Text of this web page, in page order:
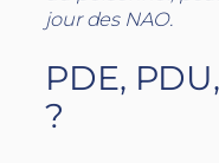
jour des NAO.
PDE,
?